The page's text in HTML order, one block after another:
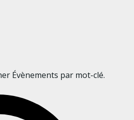
Évènements par mot-clé.